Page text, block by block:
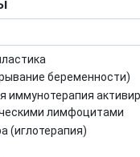
железы
беременности)
иммунотерапия
лимфоцитами
(иглотерапия)